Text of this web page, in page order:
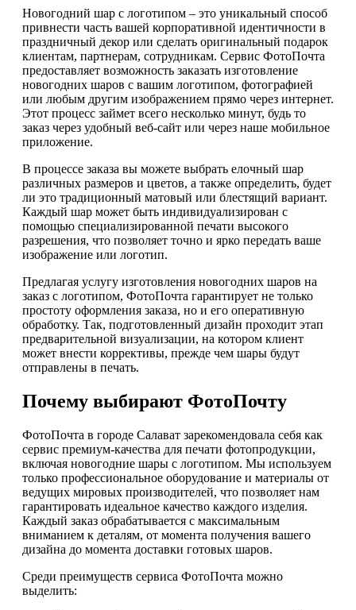
Новогодний шар с логотипом – это уникальный способ
привнести часть вашей корпоративной идентичности в
праздничный декор или сделать оригинальный подарок
клиентам, партнерам, сотрудникам. Сервис ФотоПочта
предоставляет возможность заказать изготовление
новогодних шаров с вашим логотипом, фотографией
или любым другим изображением прямо через интернет.
Этот процесс займет всего несколько минут, будь то
заказ через удобный веб-сайт или через наше мобильное
приложение.
В процессе заказа вы можете выбрать елочный шар
различных размеров и цветов, а также определить, будет
ли это традиционный матовый или блестящий вариант.
Каждый шар может быть индивидуализирован с
помощью специализированной печати высокого
разрешения, что позволяет точно и ярко передать ваше
изображение или логотип.
Предлагая услугу изготовления новогодних шаров на
заказ с логотипом, ФотоПочта гарантирует не только
простоту оформления заказа, но и его оперативную
обработку. Так, подготовленный дизайн проходит этап
предварительной визуализации, на котором клиент
может внести коррективы, прежде чем шары будут
отправлены в печать.
Почему выбирают ФотоПочту
ФотоПочта в городе Салават зарекомендовала себя как
сервис премиум-качества для печати фотопродукции,
включая новогодние шары с логотипом. Мы используем
только профессиональное оборудование и материалы от
ведущих мировых производителей, что позволяет нам
гарантировать идеальное качество каждого изделия.
Каждый заказ обрабатывается с максимальным
вниманием к деталям, от момента получения вашего
дизайна до момента доставки готовых шаров.
Среди преимуществ сервиса ФотоПочта можно
выделить: